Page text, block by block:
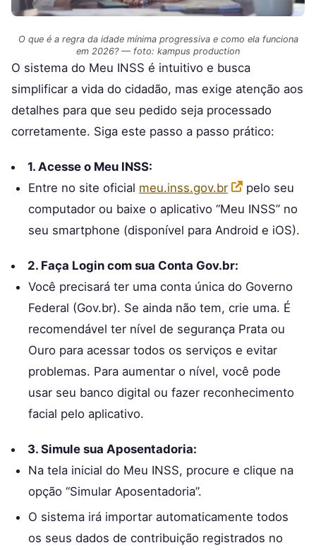
O que é a regra da idade mínima progressiva e como ela funciona
em 2026? — foto: kampus production
O sistema do Meu INSS é intuitivo e busca
simplificar a vida do cidadão, mas exige atenção aos
detalhes para que seu pedido seja processado
corretamente. Siga este passo a passo prático:
1. Acesse o Meu INSS:
Entre no site oficial meu.inss.gov.br
pelo seu
computador ou baixe o aplicativo “Meu INSS” no
seu smartphone (disponível para Android e iOS).
2. Faça Login com sua Conta Gov.br:
Você precisará ter uma conta única do Governo
Federal (Gov.br). Se ainda não tem, crie uma. É
recomendável ter nível de segurança Prata ou
Ouro para acessar todos os serviços e evitar
problemas. Para aumentar o nível, você pode
usar seu banco digital ou fazer reconhecimento
facial pelo aplicativo.
3. Simule sua Aposentadoria:
Na tela inicial do Meu INSS, procure e clique na
opção “Simular Aposentadoria”.
O sistema irá importar automaticamente todos
os seus dados de contribuição registrados no